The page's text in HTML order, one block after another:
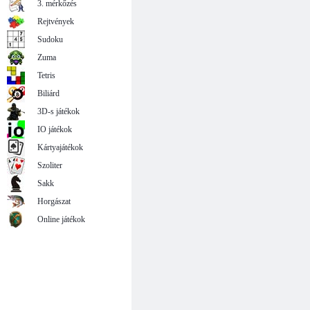
3. mérkőzés
Rejtvények
Sudoku
Zuma
Tetris
Biliárd
3D-s játékok
IO játékok
Kártyajátékok
Szoliter
Sakk
Horgászat
Online játékok